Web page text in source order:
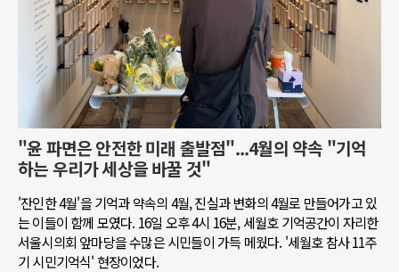
"윤 파면은 안전한 미래 출발점"...4월의 약속 "기억
하는 우리가 세상을 바꿀 것"
'잔인한 4월'을 기억과 약속의 4월, 진실과 변화의 4월로 만들어가고 있
는 이들이 함께 모였다. 16일 오후 4시 16분, 세월호 기억공간이 자리한
서울시의회 앞마당을 수많은 시민들이 가득 메웠다. '세월호 참사 11주
기 시민기억식' 현장이었다.